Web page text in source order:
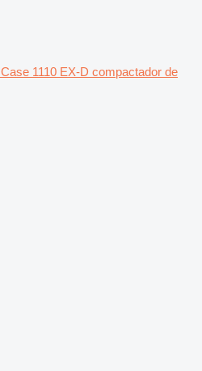
Case 1110 EX-D compactador de